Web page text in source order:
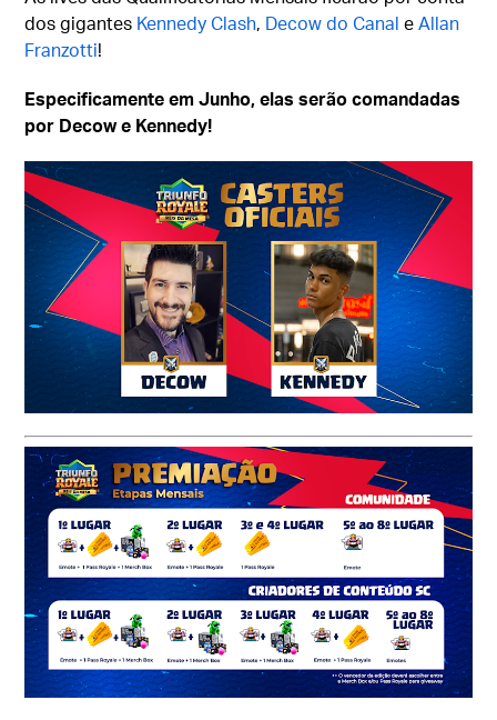
dos gigantes Kennedy Clash, Decow do Canal eAllan
Franzotti!
Especificamente em Junho, elas serão comandadas
por Decow e Kennedy!